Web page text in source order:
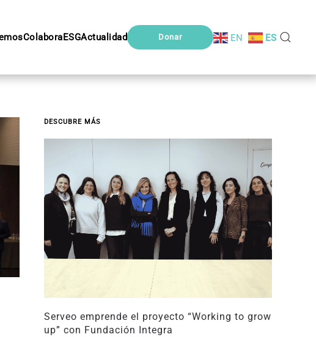
ColaboraESGActualidad Donar EN ES
DESCUBRE MÁS
Serveo emprende el proyecto “Working to grow
up” con Fundación Integra